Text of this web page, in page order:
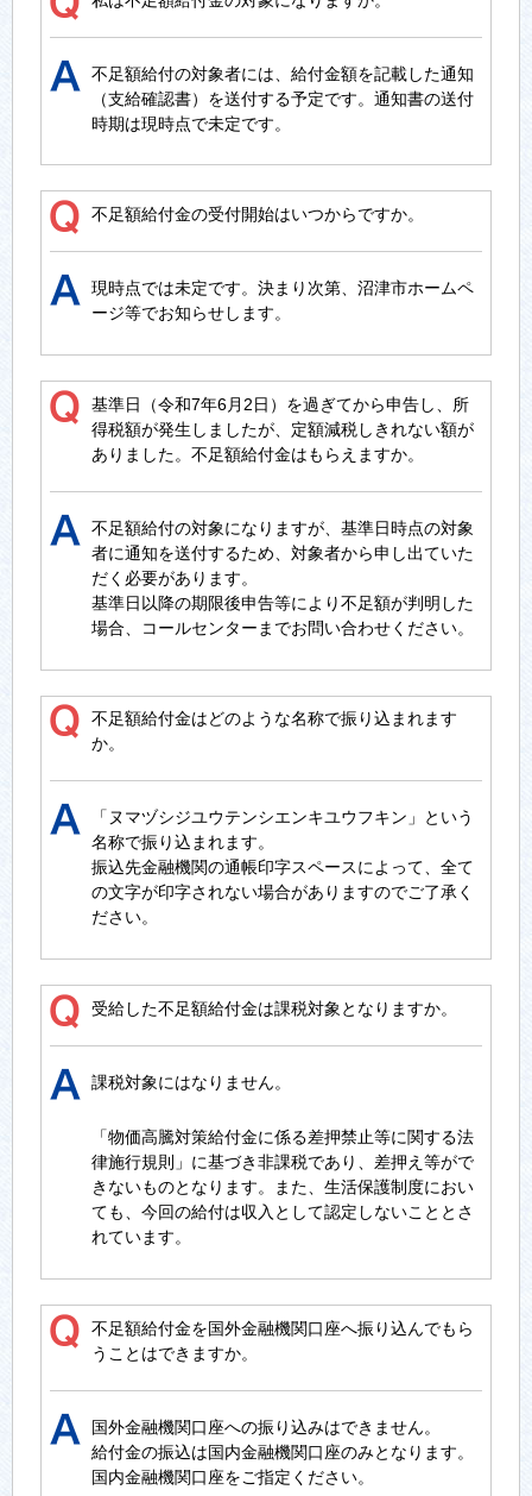
不足額給付の対象者には、給付金額を記載した通知
（支給確認書）を送付する予定です。通知書の送付
時期は現時点で未定です。
不足額給付金の受付開始はいつからですか。
現時点では未定です。決まり次第、沼津市ホームペ
ージ等でお知らせします。
基準日（令和7年6月2日）を過ぎてから申告し、所
得税額が発生しましたが、定額減税しきれない額が
ありました。不足額給付金はもらえますか。
不足額給付の対象になりますが、基準日時点の対象
者に通知を送付するため、対象者から申し出ていた
だく必要があります。
基準日以降の期限後申告等により不足額が判明した
場合、コールセンターまでお問い合わせください。
不足額給付金はどのような名称で振り込まれます
か。
「ヌマヅシジユウテンシエンキユウフキン」という
名称で振り込まれます。
振込先金融機関の通帳印字スペースによって、全て
の文字が印字されない場合がありますのでご了承く
ださい。
受給した不足額給付金は課税対象となりますか。
課税対象にはなりません。
「物価高騰対策給付金に係る差押禁止等に関する法
律施行規則」に基づき非課税であり、差押え等がで
きないものとなります。また、生活保護制度におい
ても、今回の給付は収入として認定しないこととさ
れています。
不足額給付金を国外金融機関口座へ振り込んでもら
うことはできますか。
国外金融機関口座への振り込みはできません。
給付金の振込は国内金融機関口座のみとなります。
国内金融機関口座をご指定ください。